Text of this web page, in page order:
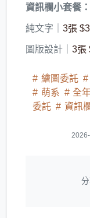
資訊欄小套餐：
純文字｜ 3張
圖版設計｜ 3張
繪圖委託
萌系
全
委託
資訊